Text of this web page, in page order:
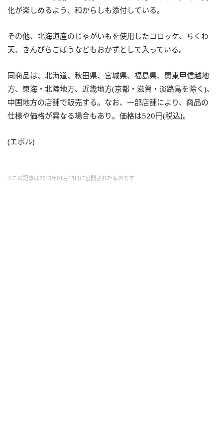
化が楽しめるよう、和からしも添付している。
その他、北海道産のじゃがいもを使用したコロッケ、ちくわ
天、きんぴらごぼうなどもおかずとして入っている。
同商品は、北海道、秋田県、宮城県、福島県、関東甲信越地
方、東海・北陸地方、近畿地方(京都・滋賀・淡路島を除く)、
中国地方の店舗で販売する。なお、一部店舗により、商品の
仕様や価格が異なる場合もあり。価格は520円(税込)。
(エボル)
※この記事は2015年01月13日に公開されたものです